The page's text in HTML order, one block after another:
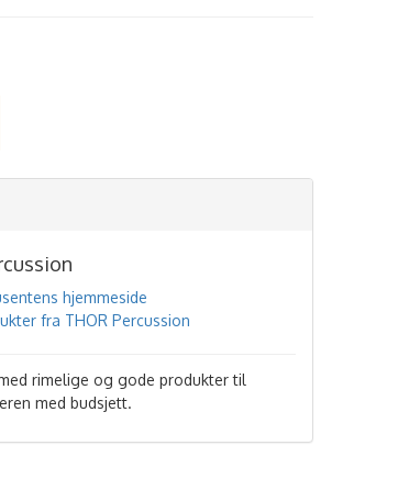
hjemmeside
fra THOR Percussion
rimelige og gode produkter til
med budsjett.